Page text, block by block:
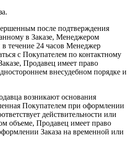
после подтверждения
в Заказе, Менеджером
течение 24 часов Менеджер
с Покупателем по контактному
Продавец имеет право
внесудебном порядке и
возникают основания
Покупателем при оформлении
действительности или
объеме, Продавец имеет право
Заказа на временной или